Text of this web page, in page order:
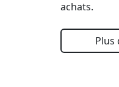
achats.
Plus